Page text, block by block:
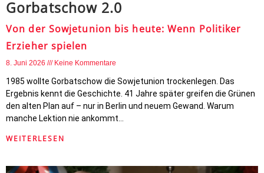
Gorbatschow 2.0
Von der Sowjetunion bis heute: Wenn Politiker
Erzieher spielen
8. Juni 2026 Keine Kommentare
1985 wollte Gorbatschow die Sowjetunion trockenlegen. Das
Ergebnis kennt die Geschichte. 41 Jahre später greifen die Grünen
den alten Plan auf – nur in Berlin und neuem Gewand. Warum
manche Lektion nie ankommt…
WEITERLESEN